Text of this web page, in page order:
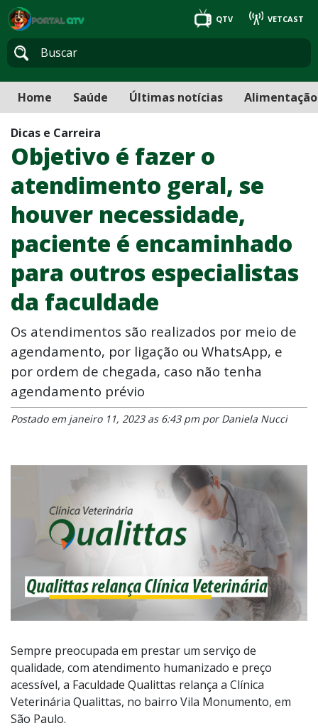
QTV VETCAST
Home Saúde Últimas notícias Alimentação
Dicas e Carreira
Objetivo é fazer o
atendimento geral, se
houver necessidade,
paciente é encaminhado
para outros especialistas
da faculdade
Os atendimentos são realizados por meio de
agendamento, por ligação ou WhatsApp, e
por ordem de chegada, caso não tenha
agendamento prévio
Postado em janeiro 11, 2023 as 6:43 pm por Daniela Nucci
Sempre preocupada em prestar um serviço de
qualidade, com atendimento humanizado e preço
acessível, a Faculdade Qualittas relança a Clínica
Veterinária Qualittas, no bairro Vila Monumento, em
São Paulo.